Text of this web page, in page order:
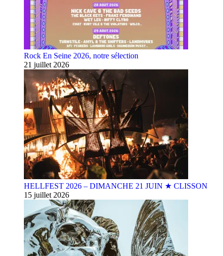
Rock En Seine 2026, notre sélection
21 juillet 2026
HELLFEST 2026 – DIMANCHE 21 JUIN ★ CLISSON
15 juillet 2026